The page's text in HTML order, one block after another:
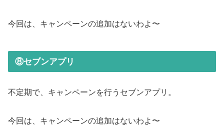
今回は、キャンペーンの追加はないわよ〜
⑧セブンアプリ
不定期で、キャンペーンを行うセブンアプリ。
今回は、キャンペーンの追加はないわよ〜